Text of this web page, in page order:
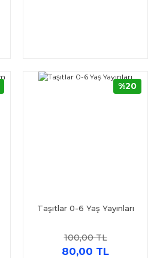
Taşıtlar 0-6 Yaş Yayınları
100,00 TL
80,00 TL
%20